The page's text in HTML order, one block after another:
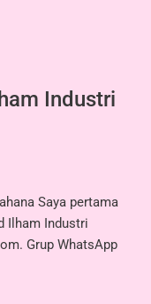
Industri
Saya pertama
Ilham Industri
Grup WhatsApp